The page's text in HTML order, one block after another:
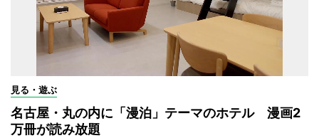
見る・遊ぶ
名古屋・丸の内に「漫泊」テーマのホテル 漫画2
万冊が読み放題